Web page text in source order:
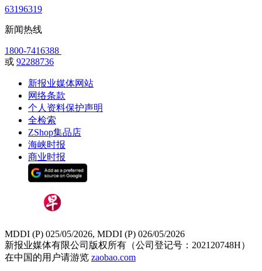
63196319
新闻热线
1800-7416388
或 92288736
新报业媒体网站
网络条款
个人资料保护声明
全检索
ZShop集品店
海峡时报
商业时报
MDDI (P) 025/05/2026, MDDI (P) 026/05/2026
新报业媒体有限公司版权所有（公司登记号：202120748H）
在中国的用户请游览 zaobao.com